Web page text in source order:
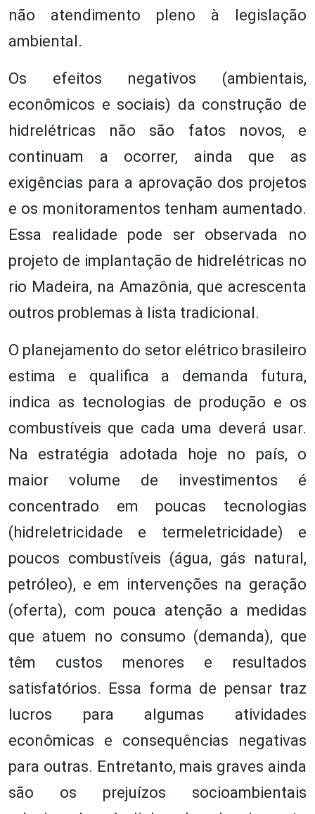
não atendimento pleno à legislação
ambiental.
Os efeitos negativos (ambientais,
econômicos e sociais) da construção de
hidrelétricas não são fatos novos, e
continuam a ocorrer, ainda que as
exigências para a aprovação dos projetos
e os monitoramentos tenham aumentado.
Essa realidade pode ser observada no
projeto de implantação de hidrelétricas no
rio Madeira, na Amazônia, que acrescenta
outros problemas à lista tradicional.
O planejamento do setor elétrico brasileiro
estima e qualifica a demanda futura,
indica as tecnologias de produção e os
combustíveis que cada uma deverá usar.
Na estratégia adotada hoje no país, o
maior volume de investimentos é
concentrado em poucas tecnologias
(hidreletricidade e termeletricidade) e
poucos combustíveis (água, gás natural,
petróleo), e em intervenções na geração
(oferta), com pouca atenção a medidas
que atuem no consumo (demanda), que
têm custos menores e resultados
satisfatórios. Essa forma de pensar traz
lucros para algumas atividades
econômicas e consequências negativas
para outras. Entretanto, mais graves ainda
são os prejuízos socioambientais